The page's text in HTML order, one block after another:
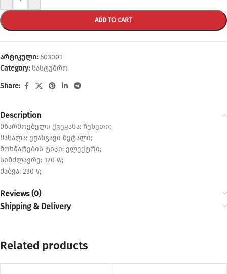
ADD TO CART
არტიკული:603001
Category: სასტუმრო
Share:
Description
მწარმოებელი ქვეყანა: ჩეხეთი;
მასალა: უჟანგავი მეტალი;
მოხმარების ტიპი: ელექტრი;
სიმძლავრე: 120 w;
ძაბვა: 230 v;
Reviews (0)
Shipping & Delivery
Related products